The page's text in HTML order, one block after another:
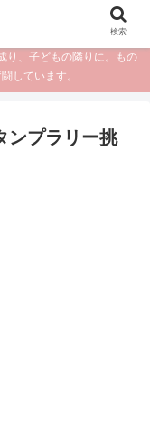
、子どもの隣りに。もの
しています。
ンプラリー挑
検索